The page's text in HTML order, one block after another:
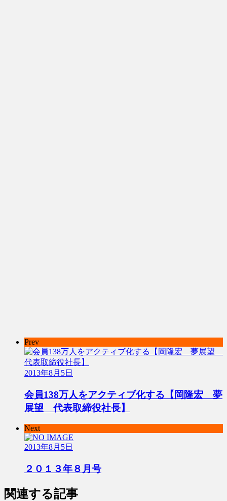
Prev
2013年8月5日
会員138万人をアクティブ化する【岡隆宏 夢
展望 代表取締役社長】
Next
2013年8月5日
２０１３年８月号
関連する記事